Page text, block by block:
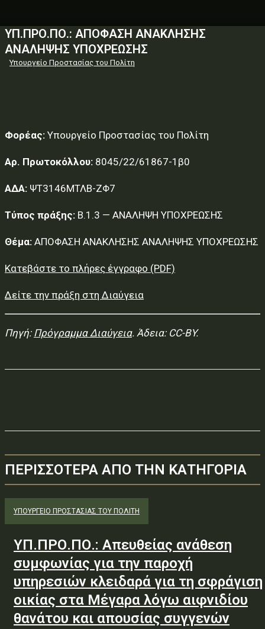
ΥΠ.ΠΡΟ.ΠΟ.: ΑΠΟΦΑΣΗ ΑΝΑΚΛΗΣΗΣ
ΑΝΑΛΗΨΗΣ ΥΠΟΧΡΕΩΣΗΣ
Υπουργείο Προστασίας του Πολίτη
Φορέας: Υπουργείο Προστασίας του Πολίτη
Αρ. Πρωτοκόλλου: 8045/22/61867-1β0
ΑΔΑ: ΨΤ3146ΜΤΛΒ-ΖΦ7
Τύπος πράξης: Β.1.3 — ΑΝΑΛΗΨΗ ΥΠΟΧΡΕΩΣΗΣ
Θέμα: ΑΠΟΦΑΣΗ ΑΝΑΚΛΗΣΗΣ ΑΝΑΛΗΨΗΣ ΥΠΟΧΡΕΩΣΗΣ
Κατεβάστε το πλήρες έγγραφο (PDF)
Δείτε την πράξη στη Διαύγεια
Πηγή: Πρόγραμμα Διαύγεια. Άδεια: CC-BY.
ΠΕΡΙΣΣΟΤΕΡΑ ΑΠΟ ΤΗΝ ΚΑΤΗΓΟΡΙΑ
ΥΠΟΥΡΓΕΊΟ ΠΡΟΣΤΑΣΊΑΣ ΤΟΥ ΠΟΛΊΤΗ
ΥΠ.ΠΡΟ.ΠΟ.: Απευθείας ανάθεση
συμφωνίας για την παροχή
υπηρεσιών κλειδαρά για τη σφράγιση
οικίας στα Μέγαρα λόγω αιφνιδίου
θανάτου και απουσίας συγγενών